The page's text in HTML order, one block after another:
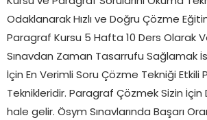
Odaklanarak Hızlı ve Doğru Çözme
Paragraf Kursu 5 Hafta 10 Ders Olarak
Sınavdan Zaman Tasarrufu Sağlamak
İçin En Verimli Soru Çözme Tekniği
Teknikleridir. Paragraf Çözmek Sizin İçin
hale gelir. Ösym Sınavlarında Başarı